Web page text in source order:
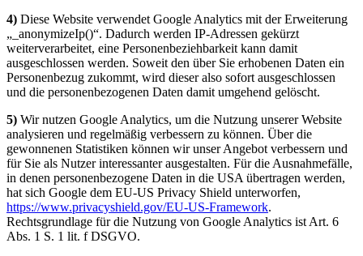
4) Diese Website verwendet Google Analytics mit der Erweiterung
„_anonymizeIp()“. Dadurch werden IP-Adressen gekürzt
weiterverarbeitet, eine Personenbeziehbarkeit kann damit
ausgeschlossen werden. Soweit den über Sie erhobenen Daten ein
Personenbezug zukommt, wird dieser also sofort ausgeschlossen
und die personenbezogenen Daten damit umgehend gelöscht.
5) Wir nutzen Google Analytics, um die Nutzung unserer Website
analysieren und regelmäßig verbessern zu können. Über die
gewonnenen Statistiken können wir unser Angebot verbessern und
für Sie als Nutzer interessanter ausgestalten. Für die Ausnahmefälle,
in denen personenbezogene Daten in die USA übertragen werden,
hat sich Google dem EU-US Privacy Shield unterworfen,
https://www.privacyshield.gov/EU-US-Framework.
Rechtsgrundlage für die Nutzung von Google Analytics ist Art. 6
Abs. 1 S. 1 lit. f DSGVO.